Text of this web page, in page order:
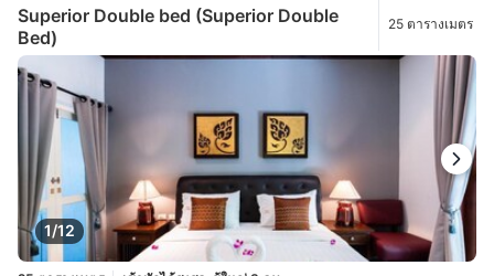
Superior Double bed (Superior Double
Bed)
25 ตารางเมตร
1/12